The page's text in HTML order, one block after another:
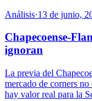
Análisis·13 de junio,
Chapecoense-
ignoran
La previa del
mercado de corners
hay valor real para la